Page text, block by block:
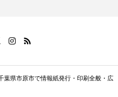
県市原市で情報紙発行・印刷全般・広